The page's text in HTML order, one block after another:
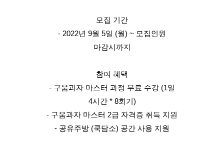
모집 기간
- 2022년 9월 5일 (월) ~ 모집인원
마감시까지
참여 혜택
- 구움과자 마스터 과정 무료 수강 (1일
4시간 * 8회기)
- 구움과자 마스터 2급 자격증 취득 지원
- 공유주방 (쿡담소) 공간 사용 지원